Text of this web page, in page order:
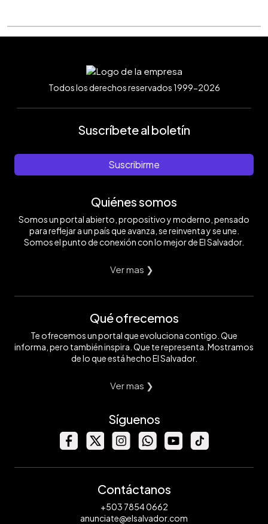
Todos los derechos reservados 1999-2026
Suscríbete al boletín
Suscribirme
Quiénes somos
Somos un portal abierto, propositivo y moderno, pensado
para reflejar a un país que avanza, se reinventa y se une.
Somos el punto de conexión con lo mejor de El Salvador.
Ver mas ❯
Qué ofrecemos
Te ofrecemos un portal que evoluciona contigo. Que
informa, pero también inspira. Que te representa. Mostramos
de lo que está hecho El Salvador.
Ver mas ❯
Síguenos
Contáctanos
+503 7854 0662
anunciate@elsalvador.com